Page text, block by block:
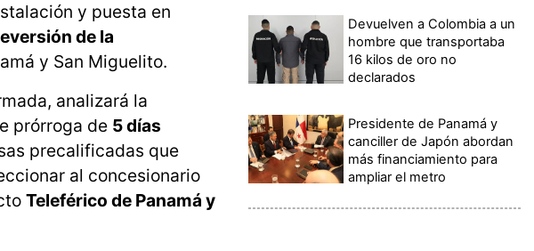
y puesta en
de la
y San Miguelito.
analizará la
prórroga de 5 días
precalificadas que
al concesionario
Teleférico de Panamá y
Devuelven a Colombia a un
hombre que transportaba
16 kilos de oro no
declarados
Presidente de Panamá y
canciller de Japón abordan
más financiamiento para
ampliar el metro